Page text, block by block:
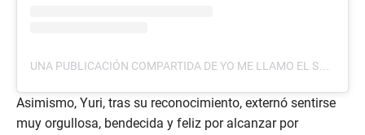
UNA PUBLICACIÓN COMPARTIDA DE YO ME LLAMO EL SALVADOR (@YOMELLAMOELSALVADOR)
Asimismo, Yuri, tras su reconocimiento, externó sentirse
muy orgullosa, bendecida y feliz por alcanzar por